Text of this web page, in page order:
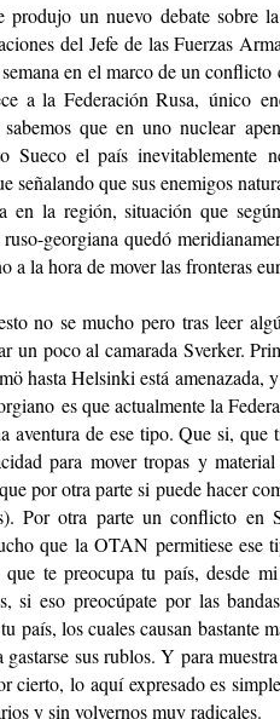
produjo un nuevo debate sobre
del Jefe de las Fuerzas
en el marco de un
a la Federación Rusa, único
que en uno nuclear
Sueco el país
señalando que sus enemigos
en la región, situación que
georgiana quedó
a la hora de mover las fronteras
no se mucho pero tras leer
un poco al camarada Sverker.
hasta Helsinki está amenazada,
es que actualmente la
aventura de ese tipo. Que si,
para mover tropas y
por otra parte si puede hacer
Por otra parte un conflicto en
que la OTAN permitiese ese
te preocupa tu país, desde
si eso preocúpate por las
país, los cuales causan bastante
sus rublos. Y para
cierto, lo aquí expresado es
y sin volvernos muy radicales.